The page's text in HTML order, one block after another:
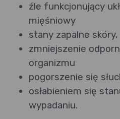
źle funkcjonujący
mięśniowy
stany zapalne
zmniejszenie
organizmu
pogorszenie się
osłabieniem się
wypadaniu.